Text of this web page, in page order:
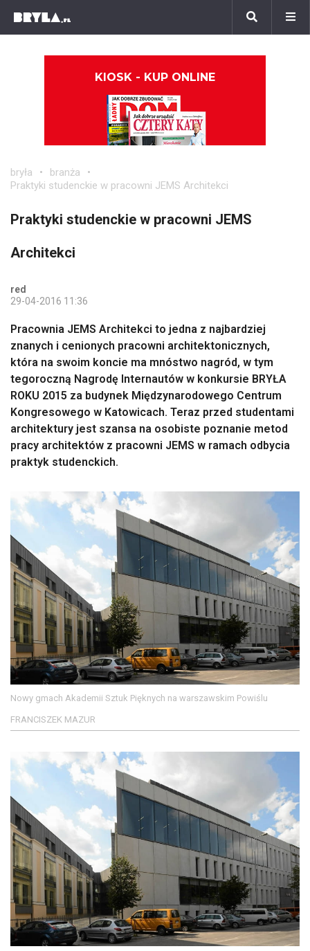
KIOSK - KUP ONLINE
bryła
branża
Praktyki studenckie w pracowni JEMS Architekci
Praktyki studenckie w pracowni JEMS
Architekci
red
29-04-2016 11:36
Pracownia JEMS Architekci to jedna z najbardziej
znanych i cenionych pracowni architektonicznych,
która na swoim koncie ma mnóstwo nagród, w tym
tegoroczną Nagrodę Internautów w konkursie BRYŁA
ROKU 2015 za budynek Międzynarodowego Centrum
Kongresowego w Katowicach. Teraz przed studentami
architektury jest szansa na osobiste poznanie metod
pracy architektów z pracowni JEMS w ramach odbycia
praktyk studenckich.
Nowy gmach Akademii Sztuk Pięknych na warszawskim Powiślu
FRANCISZEK MAZUR